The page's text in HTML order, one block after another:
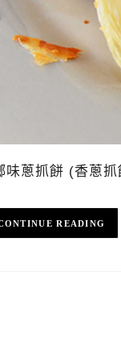
味蔥抓餅 (香蔥
READING